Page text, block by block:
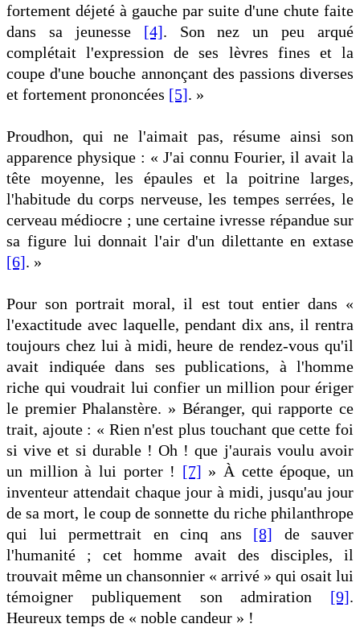
fortement déjeté à gauche par suite d'une chute faite
dans sa jeunesse [4]. Son nez un peu arqué
complétait l'expression de ses lèvres fines et la
coupe d'une bouche annonçant des passions diverses
et fortement prononcées [5]. »
Proudhon, qui ne l'aimait pas, résume ainsi son
apparence physique : « J'ai connu Fourier, il avait la
tête moyenne, les épaules et la poitrine larges,
l'habitude du corps nerveuse, les tempes serrées, le
cerveau médiocre ; une certaine ivresse répandue sur
sa figure lui donnait l'air d'un dilettante en extase
[6]. »
Pour son portrait moral, il est tout entier dans «
l'exactitude avec laquelle, pendant dix ans, il rentra
toujours chez lui à midi, heure de rendez-vous qu'il
avait indiquée dans ses publications, à l'homme
riche qui voudrait lui confier un million pour ériger
le premier Phalanstère. » Béranger, qui rapporte ce
trait, ajoute : « Rien n'est plus touchant que cette foi
si vive et si durable ! Oh ! que j'aurais voulu avoir
un million à lui porter ! [7] » À cette époque, un
inventeur attendait chaque jour à midi, jusqu'au jour
de sa mort, le coup de sonnette du riche philanthrope
qui lui permettrait en cinq ans [8] de sauver
l'humanité ; cet homme avait des disciples, il
trouvait même un chansonnier « arrivé » qui osait lui
témoigner publiquement son admiration [9].
Heureux temps de « noble candeur » !